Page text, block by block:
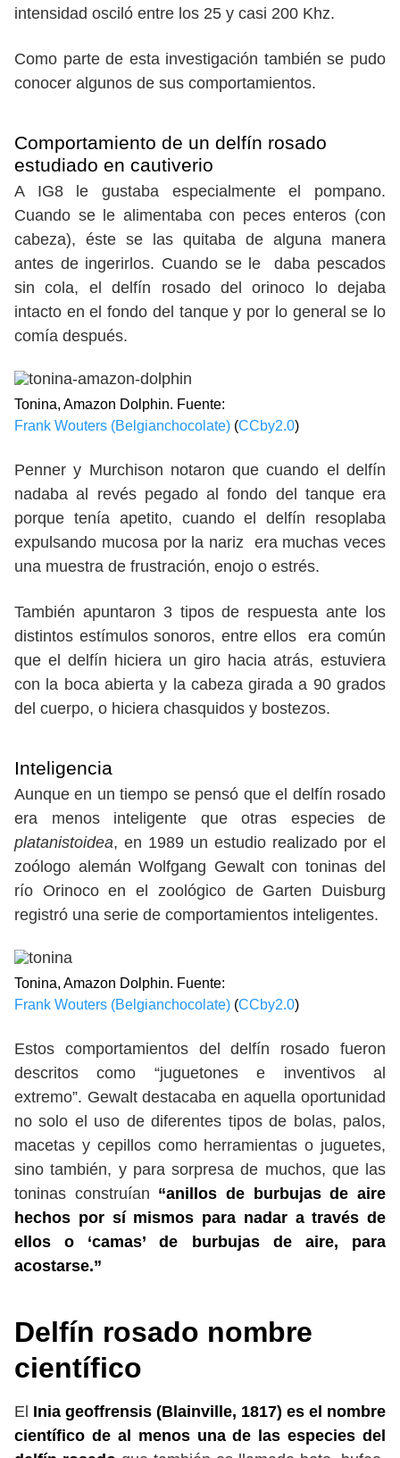
intensidad osciló entre los 25 y casi 200 Khz.
Como parte de esta investigación también se pudo
conocer algunos de sus comportamientos.
Comportamiento de un delfín rosado
estudiado en cautiverio
A IG8 le gustaba especialmente el pompano.
Cuando se le alimentaba con peces enteros (con
cabeza), éste se las quitaba de alguna manera
antes de ingerirlos. Cuando se le daba pescados
sin cola, el delfín rosado del orinoco lo dejaba
intacto en el fondo del tanque y por lo general se lo
comía después.
Tonina, Amazon Dolphin. Fuente:
Frank Wouters (Belgianchocolate) (CCby2.0)
Penner y Murchison notaron que cuando el delfín
nadaba al revés pegado al fondo del tanque era
porque tenía apetito, cuando el delfín resoplaba
expulsando mucosa por la nariz era muchas veces
una muestra de frustración, enojo o estrés.
También apuntaron 3 tipos de respuesta ante los
distintos estímulos sonoros, entre ellos era común
que el delfín hiciera un giro hacia atrás, estuviera
con la boca abierta y la cabeza girada a 90 grados
del cuerpo, o hiciera chasquidos y bostezos.
Inteligencia
Aunque en un tiempo se pensó que el delfín rosado
era menos inteligente que otras especies de
platanistoidea, en 1989 un estudio realizado por el
zoólogo alemán Wolfgang Gewalt con toninas del
río Orinoco en el zoológico de Garten Duisburg
registró una serie de comportamientos inteligentes.
Tonina, Amazon Dolphin. Fuente:
Frank Wouters (Belgianchocolate) (CCby2.0)
Estos comportamientos del delfín rosado fueron
descritos como “juguetones e inventivos al
extremo”. Gewalt destacaba en aquella oportunidad
no solo el uso de diferentes tipos de bolas, palos,
macetas y cepillos como herramientas o juguetes,
sino también, y para sorpresa de muchos, que las
toninas construían “anillos de burbujas de aire
hechos por sí mismos para nadar a través de
ellos o ‘camas’ de burbujas de aire, para
acostarse.”
Delfín rosado nombre
científico
El Inia geoffrensis (Blainville, 1817) es el nombre
científico de al menos una de las especies del